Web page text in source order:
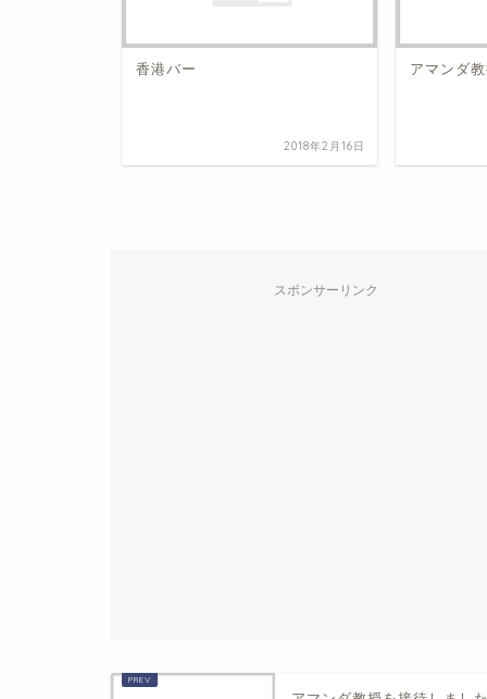
香港バー
2018年2月16日
アマンダ
スポンサーリンク